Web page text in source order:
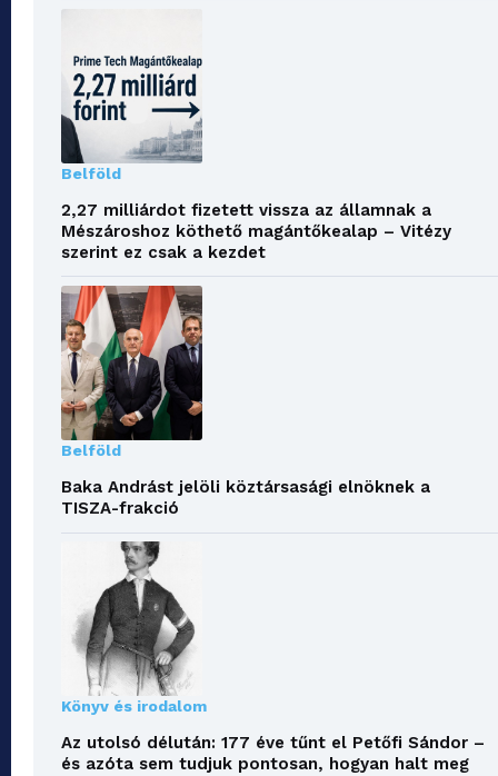
Belföld
2,27 milliárdot fizetett vissza az államnak a
Mészároshoz köthető magántőkealap – Vitézy
szerint ez csak a kezdet
Belföld
Baka Andrást jelöli köztársasági elnöknek a
TISZA-frakció
Könyv és irodalom
Az utolsó délután: 177 éve tűnt el Petőfi Sándor –
és azóta sem tudjuk pontosan, hogyan halt meg